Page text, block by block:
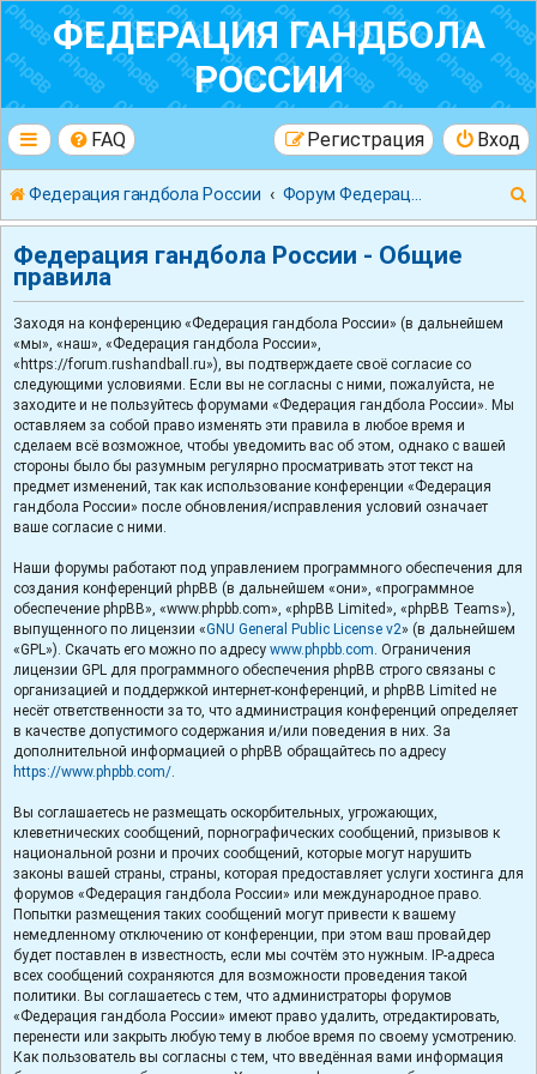
ФЕДЕРАЦИЯ ГАНДБОЛА
РОССИИ
FAQ Вход
Регистрация
Федерация гандбола России
Федерация гандбола России - Общие
правила
Заходя на конференцию «Федерация гандбола России» (в дальнейшем
«мы», «наш», «Федерация гандбола России»,
«https://forum.rushandball.ru»), вы подтверждаете своё согласие со
следующими условиями. Если вы не согласны с ними, пожалуйста, не
заходите и не пользуйтесь форумами «Федерация гандбола России». Мы
оставляем за собой право изменять эти правила в любое время и
сделаем всё возможное, чтобы уведомить вас об этом, однако с вашей
стороны было бы разумным регулярно просматривать этот текст на
предмет изменений, так как использование конференции «Федерация
гандбола России» после обновления/исправления условий означает
ваше согласие с ними.
Наши форумы работают под управлением программного обеспечения для
создания конференций phpBB (в дальнейшем «они», «программное
обеспечение phpBB», «www.phpbb.com», «phpBB Limited», «phpBB Teams»),
выпущенного по лицензии «GNU General Public License v2» (в дальнейшем
«GPL»). Скачать его можно по адресу www.phpbb.com. Ограничения
лицензии GPL для программного обеспечения phpBB строго связаны с
организацией и поддержкой интернет-конференций, и phpBB Limited не
несёт ответственности за то, что администрация конференций определяет
в качестве допустимого содержания и/или поведения в них. За
дополнительной информацией о phpBB обращайтесь по адресу
https://www.phpbb.com/.
Вы соглашаетесь не размещать оскорбительных, угрожающих,
клеветнических сообщений, порнографических сообщений, призывов к
национальной розни и прочих сообщений, которые могут нарушить
законы вашей страны, страны, которая предоставляет услуги хостинга для
форумов «Федерация гандбола России» или международное право.
Попытки размещения таких сообщений могут привести к вашему
немедленному отключению от конференции, при этом ваш провайдер
будет поставлен в известность, если мы сочтём это нужным. IP-адреса
всех сообщений сохраняются для возможности проведения такой
политики. Вы соглашаетесь с тем, что администраторы форумов
«Федерация гандбола России» имеют право удалить, отредактировать,
перенести или закрыть любую тему в любое время по своему усмотрению.
Как пользователь вы согласны с тем, что введённая вами информация